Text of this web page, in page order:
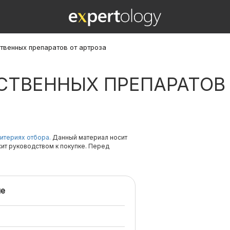
препаратов от артроза
отбора. Данный материал носит
руководством к покупке. Перед